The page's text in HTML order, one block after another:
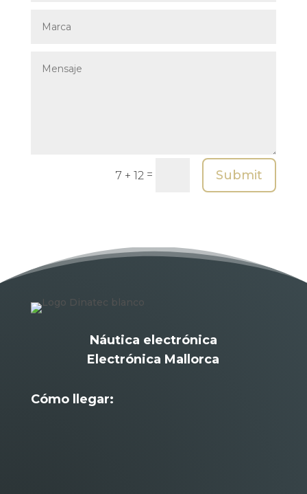
7 + 12 = Submit
Náutica electrónica
Electrónica Mallorca
Cómo llegar: